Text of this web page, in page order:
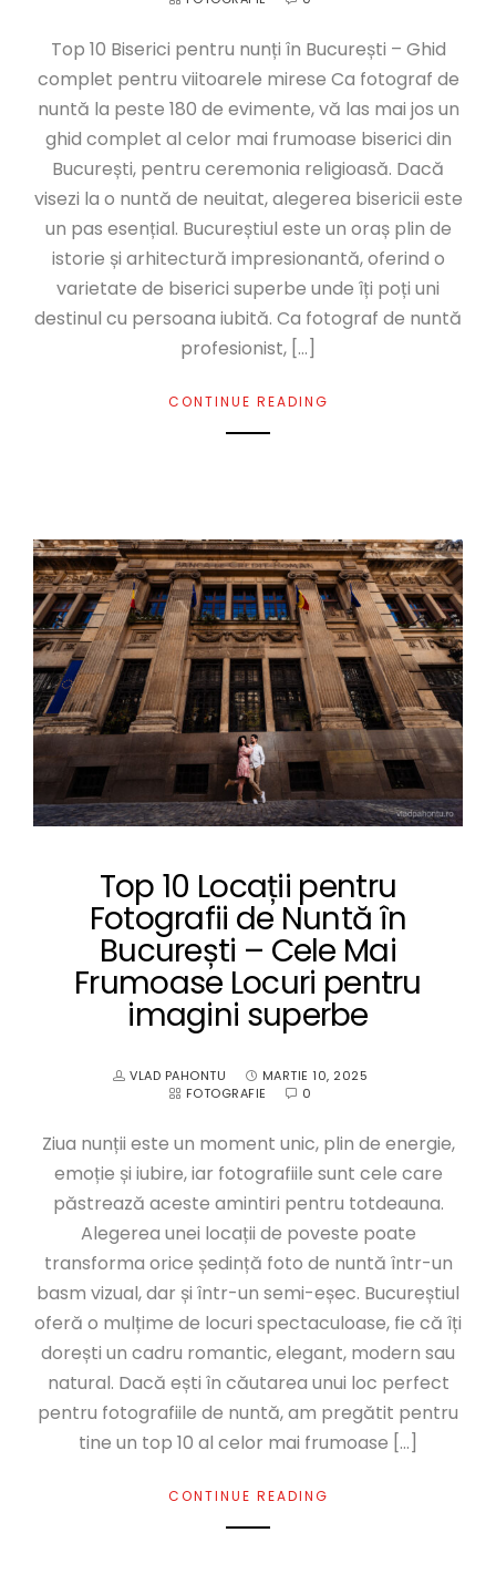
Top 10 Biserici pentru nunți în București – Ghid
complet pentru viitoarele mirese Ca fotograf de
nuntă la peste 180 de evimente, vă las mai jos un
ghid complet al celor mai frumoase biserici din
București, pentru ceremonia religioasă. Dacă
visezi la o nuntă de neuitat, alegerea bisericii este
un pas esențial. Bucureștiul este un oraș plin de
istorie și arhitectură impresionantă, oferind o
varietate de biserici superbe unde îți poți uni
destinul cu persoana iubită. Ca fotograf de nuntă
profesionist, […]
CONTINUE READING
Top 10 Locații pentru
Fotografii de Nuntă în
București – Cele Mai
Frumoase Locuri pentru
imagini superbe
VLAD PAHONTU
MARTIE 10, 2025
FOTOGRAFIE
0
Ziua nunții este un moment unic, plin de energie,
emoție și iubire, iar fotografiile sunt cele care
păstrează aceste amintiri pentru totdeauna.
Alegerea unei locații de poveste poate
transforma orice ședință foto de nuntă într-un
basm vizual, dar și într-un semi-eșec. Bucureștiul
oferă o mulțime de locuri spectaculoase, fie că îți
dorești un cadru romantic, elegant, modern sau
natural. Dacă ești în căutarea unui loc perfect
pentru fotografiile de nuntă, am pregătit pentru
tine un top 10 al celor mai frumoase […]
CONTINUE READING